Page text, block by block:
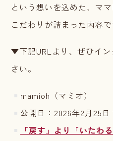
という想いを込めた、マ
こだわりが詰まった内容で
▼下記URLより、ぜひイ
さい。
mamioh（マミオ）
公開日：2026年2月25日
「戻す」より「いたわる